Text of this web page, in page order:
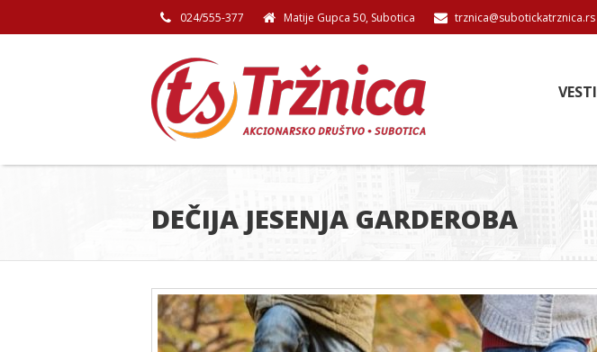
024/555-377 Matije Gupca 50, Subotica trznica@subotickatrznica.rs
VESTI
DEČIJA JESENJA GARDEROBA